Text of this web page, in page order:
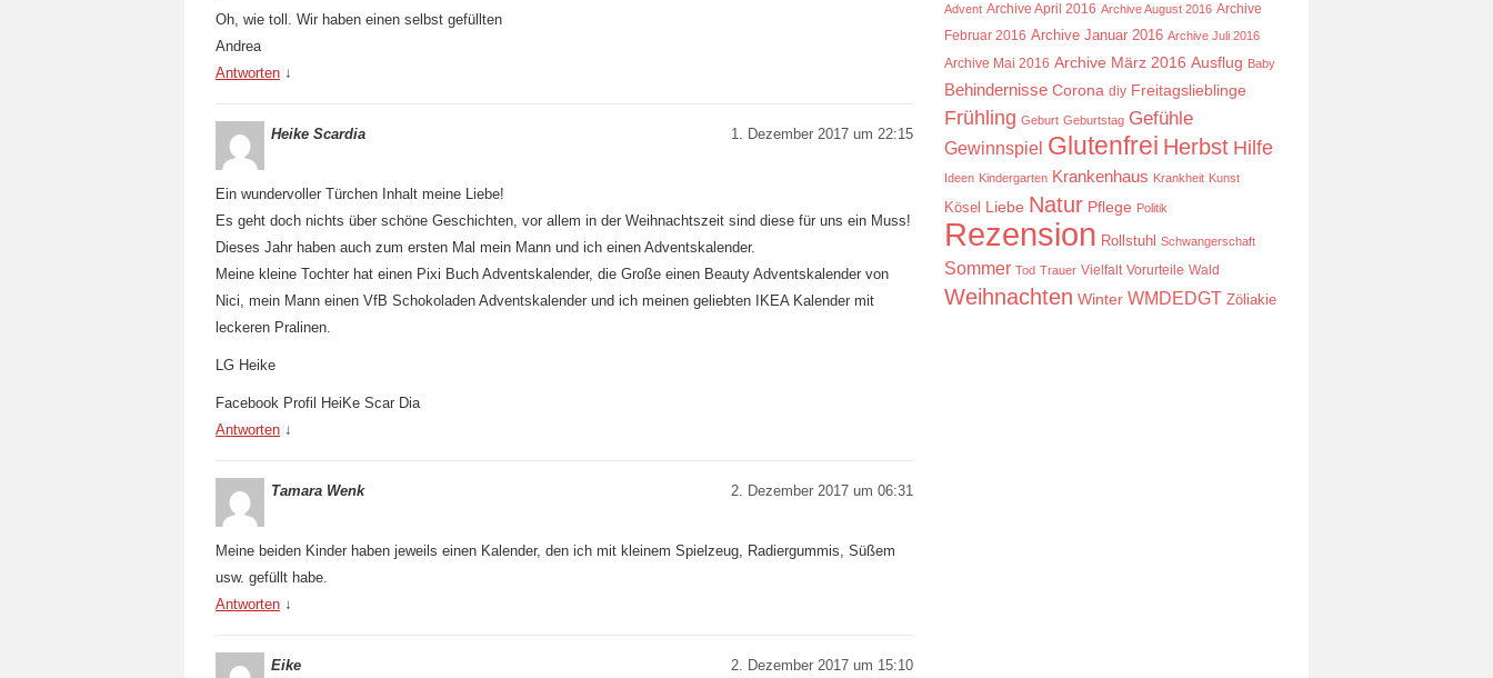
Oh, wie toll. Wir haben einen selbst gefüllten
Andrea
Antworten ↓
Heike Scardia 1. Dezember 2017 um 22:15
Ein wundervoller Türchen Inhalt meine Liebe!
Es geht doch nichts über schöne Geschichten, vor allem in der Weihnachtszeit sind diese für uns ein Muss!
Dieses Jahr haben auch zum ersten Mal mein Mann und ich einen Adventskalender.
Meine kleine Tochter hat einen Pixi Buch Adventskalender, die Große einen Beauty Adventskalender von
Nici, mein Mann einen VfB Schokoladen Adventskalender und ich meinen geliebten IKEA Kalender mit
leckeren Pralinen.
LG Heike
Facebook Profil HeiKe Scar Dia
Antworten ↓
Tamara Wenk 2. Dezember 2017 um 06:31
Meine beiden Kinder haben jeweils einen Kalender, den ich mit kleinem Spielzeug, Radiergummis, Süßem
usw. gefüllt habe.
Antworten ↓
Eike 2. Dezember 2017 um 15:10
Advent Archive April 2016 Archive August 2016 Archive
Februar 2016 Archive Januar 2016 Archive Juli 2016
Archive Mai 2016 Archive März 2016 Ausflug Baby
Behindernisse Corona diy Freitagslieblinge
Frühling Geburt Geburtstag Gefühle
Gewinnspiel Glutenfrei Herbst Hilfe
Ideen Kindergarten Krankenhaus Krankheit Kunst
Kösel Liebe Natur Pflege Politik
Rezension Rollstuhl Schwangerschaft
Sommer Tod Trauer Vielfalt Vorurteile Wald
Weihnachten Winter WMDEDGT Zöliakie